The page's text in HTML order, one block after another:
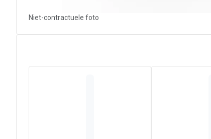
Niet-contractuele foto